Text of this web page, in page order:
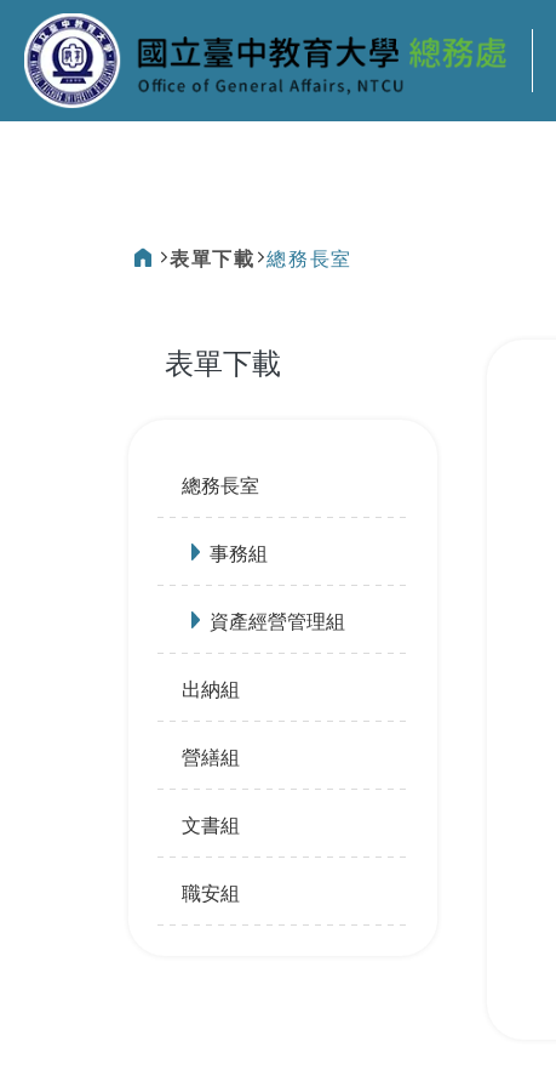
表單下載 總務長室
表單下載
總務長室
事務組
資產經營管理組
出納組
營繕組
文書組
職安組